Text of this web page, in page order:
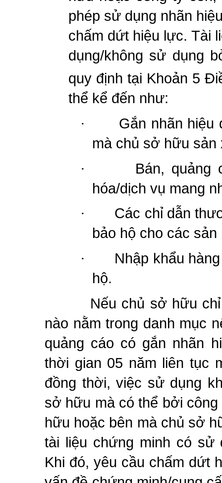
phép sử dụng nhãn
chấm dứt hiệu lực. Tài
dụng/không sử dụng
quy định tại Khoản 5
thể kể đến như:
·
Gắn nhãn hiệu
mà chủ sở hữu sản
·
Bán, quảng
hóa/dịch vụ mang
·
Các chỉ dẫn
bảo hộ cho các
·
Nhập khẩu
hộ.
Nếu chủ sở hữu
nào nằm trong danh mục
quảng cáo có gắn nhãn
thời gian 05 năm liên tục
đồng thời, việc sử dụng
sở hữu mà có thể bởi
hữu hoặc bên mà chủ sở
tài liệu chứng minh có sử
Khi đó, yêu cầu chấm dứt